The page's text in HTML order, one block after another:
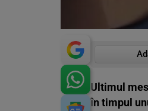
Ultimul
în timpul